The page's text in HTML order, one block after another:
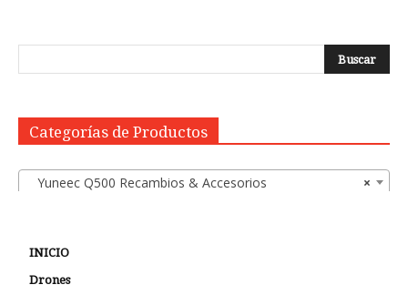
Categorías de Productos
×
Yuneec Q500 Recambios & Accesorios
INICIO
Drones